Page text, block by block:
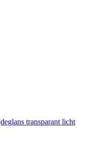
transparant licht